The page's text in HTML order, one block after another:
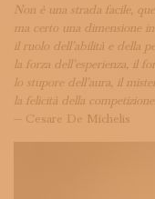
Non è una strada facile,
ma certo una dimensione
il ruolo dell’abilità e della
la forza dell’esperienza, il
lo stupore dell’aura, il
la felicità della competizione.
— Cesare De Michelis